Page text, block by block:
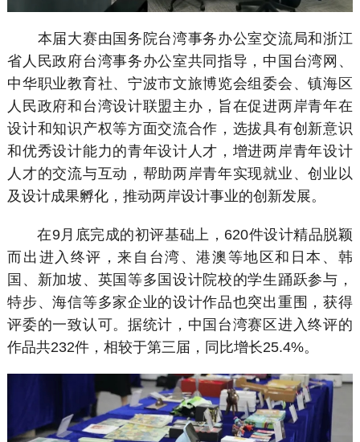
本届大赛由国务院台湾事务办公室交流局和浙江
省人民政府台湾事务办公室共同指导，中国台湾网、
中华职业教育社、宁波市文旅博览会组委会、镇海区
人民政府和台湾设计联盟主办，旨在促进两岸青年在
设计和知识产权等方面交流合作，选拔具有创新意识
和优秀设计能力的青年设计人才，增进两岸青年设计
人才的交流与互动，帮助两岸青年实现就业、创业以
及设计成果孵化，推动两岸设计事业的创新发展。
在9月底完成的初评基础上，620件设计精品脱颖
而出进入终评，来自台湾、港澳等地区和日本、韩
国、新加坡、英国等多国设计院校的学生踊跃参与，
特步、海信等多家企业的设计作品也突出重围，获得
评委的一致认可。据统计，中国台湾赛区进入终评的
作品共232件，相较于第三届，同比增长25.4%。